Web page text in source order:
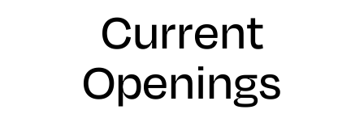
Current
Openings